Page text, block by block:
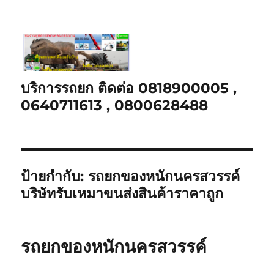
บริการรถยก ติดต่อ 0818900005 ,
0640711613 , 0800628488
ป้ายกำกับ: รถยกของหนักนครสวรรค์
บริษัทรับเหมาขนส่งสินค้าราคาถูก
รถยกของหนักนครสวรรค์